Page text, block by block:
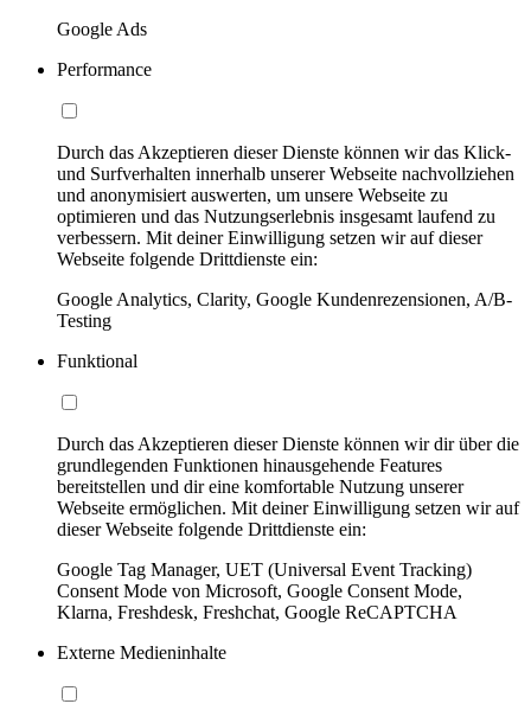
Google Ads
Performance
Durch das Akzeptieren dieser Dienste können wir das Klick-
und Surfverhalten innerhalb unserer Webseite nachvollziehen
und anonymisiert auswerten, um unsere Webseite zu
optimieren und das Nutzungserlebnis insgesamt laufend zu
verbessern. Mit deiner Einwilligung setzen wir auf dieser
Webseite folgende Drittdienste ein:
Google Analytics, Clarity, Google Kundenrezensionen, A/B-
Testing
Funktional
Durch das Akzeptieren dieser Dienste können wir dir über die
grundlegenden Funktionen hinausgehende Features
bereitstellen und dir eine komfortable Nutzung unserer
Webseite ermöglichen. Mit deiner Einwilligung setzen wir auf
dieser Webseite folgende Drittdienste ein:
Google Tag Manager, UET (Universal Event Tracking)
Consent Mode von Microsoft, Google Consent Mode,
Klarna, Freshdesk, Freshchat, Google ReCAPTCHA
Externe Medieninhalte